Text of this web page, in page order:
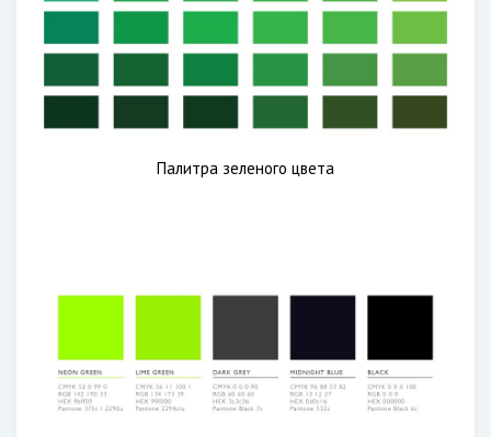
Палитра зеленого цвета